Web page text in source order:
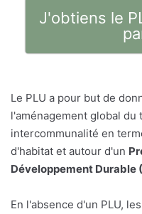
J'obtiens le
Le PLU a pour but de
l'aménagement global
intercommunalité en
d'habitat et autour d'un
Développement Durable
En l'absence d'un PLU,